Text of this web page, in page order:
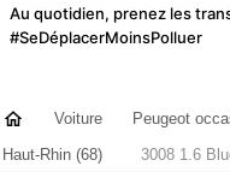
Au quotidien, prenez les
#SeDéplacerMoinsPolluer
Voiture Peugeot
Haut-Rhin (68)
3008 1.6